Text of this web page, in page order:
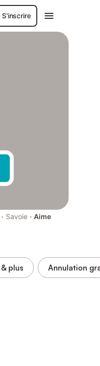
S'inscrire
· Savoie · Aime
& plus Annulation